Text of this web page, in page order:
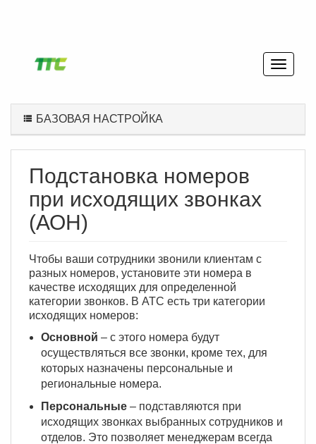
БАЗОВАЯ НАСТРОЙКА
Подстановка номеров
при исходящих звонках
(АОН)
Чтобы ваши сотрудники звонили клиентам с
разных номеров, установите эти номера в
качестве исходящих для определенной
категории звонков. В АТС есть три категории
исходящих номеров:
Основной – с этого номера будут
осуществляться все звонки, кроме тех, для
которых назначены персональные и
региональные номера.
Персональные – подставляются при
исходящих звонках выбранных сотрудников и
отделов. Это позволяет менеджерам всегда